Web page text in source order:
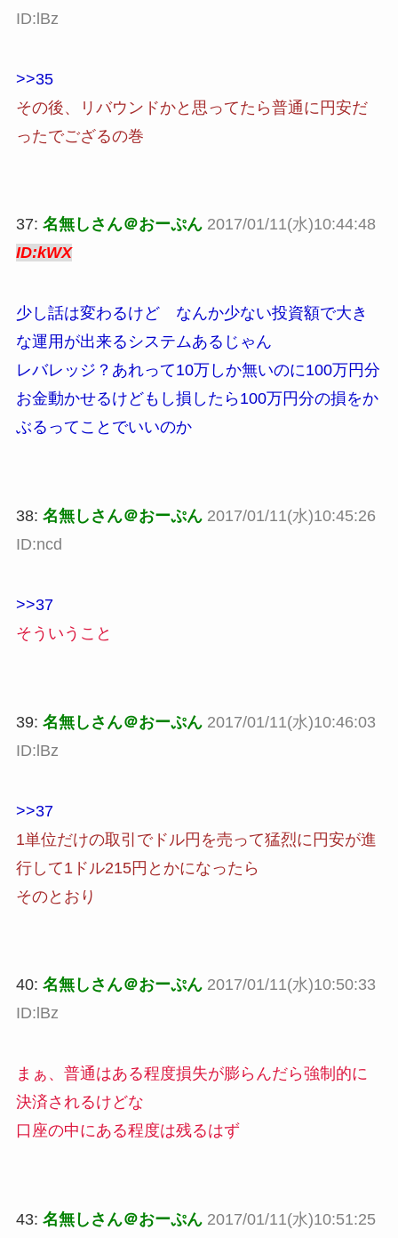
ID:lBz
>>35
その後、リバウンドかと思ってたら普通に円安だ
ったでござるの巻
37: 名無しさん＠おーぷん 2017/01/11(水)10:44:48
ID:kWX
少し話は変わるけど なんか少ない投資額で大き
な運用が出来るシステムあるじゃん
レバレッジ？あれって10万しか無いのに100万円分
お金動かせるけどもし損したら100万円分の損をか
ぶるってことでいいのか
38: 名無しさん＠おーぷん 2017/01/11(水)10:45:26
ID:ncd
>>37
そういうこと
39: 名無しさん＠おーぷん 2017/01/11(水)10:46:03
ID:lBz
>>37
1単位だけの取引でドル円を売って猛烈に円安が進
行して1ドル215円とかになったら
そのとおり
40: 名無しさん＠おーぷん 2017/01/11(水)10:50:33
ID:lBz
まぁ、普通はある程度損失が膨らんだら強制的に
決済されるけどな
口座の中にある程度は残るはず
43: 名無しさん＠おーぷん 2017/01/11(水)10:51:25